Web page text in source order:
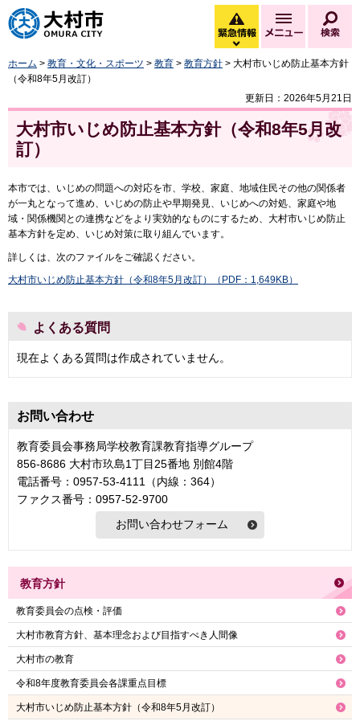
大村市
緊急情報
緊急情報を開く
メニュー
ホーム > 教育・文化・スポーツ > 教育 > 教育方針 > 大村市いじめ防止基本方針
（令和8年5月改訂）
更新日：2026年5月21日
大村市いじめ防止基本方針（令和8年5月改
訂）
本市では、いじめの問題への対応を市、学校、家庭、地域住民その他の関係者
が一丸となって進め、いじめの防止や早期発見、いじめへの対処、家庭や地
域・関係機関との連携などをより実効的なものにするため、大村市いじめ防止
基本方針を定め、いじめ対策に取り組んでいます。
詳しくは、次のファイルをご確認ください。
大村市いじめ防止基本方針（令和8年5月改訂）（PDF：1,649KB）
よくある質問
現在よくある質問は作成されていません。
お問い合わせ
教育委員会事務局学校教育課教育指導グループ
856-8686 大村市玖島1丁目25番地 別館4階
電話番号：0957-53-4111（内線：364）
ファクス番号：0957-52-9700
教育方針
教育委員会の点検・評価
大村市教育方針、基本理念および目指すべき人間像
大村市の教育
令和8年度教育委員会各課重点目標
大村市いじめ防止基本方針（令和8年5月改訂）